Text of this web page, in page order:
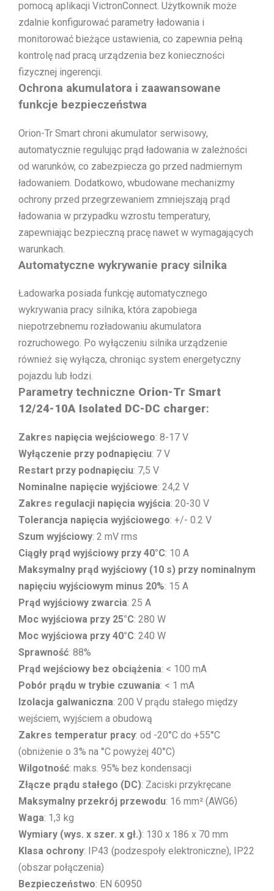
pomocą aplikacji VictronConnect. Użytkownik może
zdalnie konfigurować parametry ładowania i
monitorować bieżące ustawienia, co zapewnia pełną
kontrolę nad pracą urządzenia bez konieczności
fizycznej ingerencji.
Ochrona akumulatora i zaawansowane
funkcje bezpieczeństwa
Orion-Tr Smart chroni akumulator serwisowy,
automatycznie regulując prąd ładowania w zależności
od warunków, co zabezpiecza go przed nadmiernym
ładowaniem. Dodatkowo, wbudowane mechanizmy
ochrony przed przegrzewaniem zmniejszają prąd
ładowania w przypadku wzrostu temperatury,
zapewniając bezpieczną pracę nawet w wymagających
warunkach.
Automatyczne wykrywanie pracy silnika
Ładowarka posiada funkcję automatycznego
wykrywania pracy silnika, która zapobiega
niepotrzebnemu rozładowaniu akumulatora
rozruchowego. Po wyłączeniu silnika urządzenie
również się wyłącza, chroniąc system energetyczny
pojazdu lub łodzi.
Parametry techniczne Orion-Tr Smart
12/24-10A Isolated DC-DC charger:
Zakres napięcia wejściowego: 8-17 V
Wyłączenie przy podnapięciu: 7 V
Restart przy podnapięciu: 7,5 V
Nominalne napięcie wyjściowe: 24,2 V
Zakres regulacji napięcia wyjścia: 20-30 V
Tolerancja napięcia wyjściowego: +/- 0.2 V
Szum wyjściowy: 2 mV rms
Ciągły prąd wyjściowy przy 40°C: 10 A
Maksymalny prąd wyjściowy (10 s) przy nominalnym
napięciu wyjściowym minus 20%: 15 A
Prąd wyjściowy zwarcia: 25 A
Moc wyjściowa przy 25°C: 280 W
Moc wyjściowa przy 40°C: 240 W
Sprawność: 88%
Prąd wejściowy bez obciążenia: < 100 mA
Pobór prądu w trybie czuwania: < 1 mA
Izolacja galwaniczna: 200 V prądu stałego między
wejściem, wyjściem a obudową
Zakres temperatur pracy: od -20°C do +55°C
(obniżenie o 3% na °C powyżej 40°C)
Wilgotność: maks. 95% bez kondensacji
Złącze prądu stałego (DC): Zaciski przykręcane
Maksymalny przekrój przewodu: 16 mm² (AWG6)
Waga: 1,3 kg
Wymiary (wys. x szer. x gł.): 130 x 186 x 70 mm
Klasa ochrony: IP43 (podzespoły elektroniczne), IP22
(obszar połączenia)
Bezpieczeństwo: EN 60950